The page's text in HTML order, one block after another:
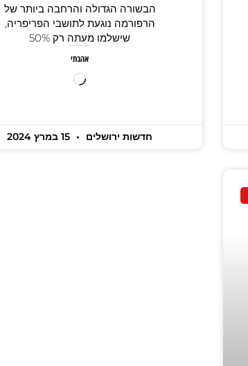
הבשורה הגדולה והרחבה ביותר של
הרפורמה נוגעת לתושבי הפריפריה,
שישלמו מעתה רק 50%
אהבתי
חדשות ירושלים